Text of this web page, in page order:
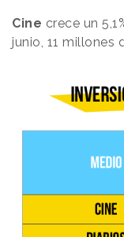
Cine crece un
junio, 11 millones